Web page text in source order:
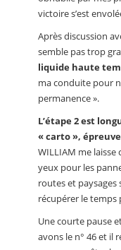
victoire s’est
Après discussion
semble pas trop
liquide haute
ma conduite pour
permanence ».
L’étape 2 est
« carto »,
WILLIAM me laisse
yeux pour les
routes et paysages
récupérer le temps
Une courte pause
avons le n° 46 et il